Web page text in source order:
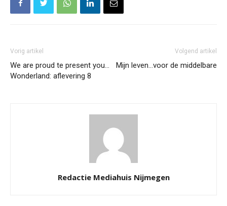
Vorig artikel
We are proud te present you…
Wonderland: aflevering 8
Volgend artikel
Mijn leven…voor de middelbare
Redactie Mediahuis Nijmegen